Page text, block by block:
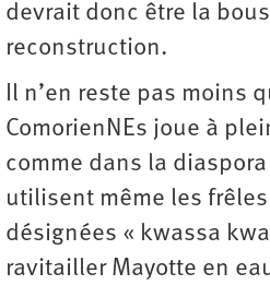
devrait donc être la
reconstruction.
Il n’en reste pas moins
ComorienNEs joue à
comme dans la
utilisent même les
désignées « kwassa
ravitailler Mayotte en